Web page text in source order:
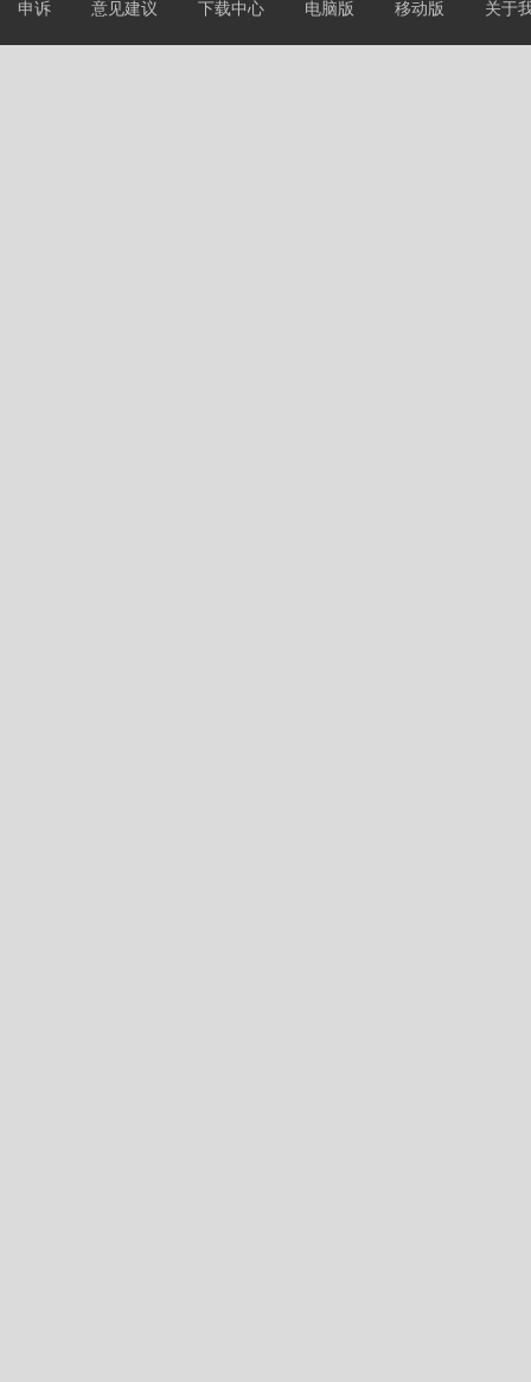
申诉 意见建议 下载中心 电脑版 移动版 关于